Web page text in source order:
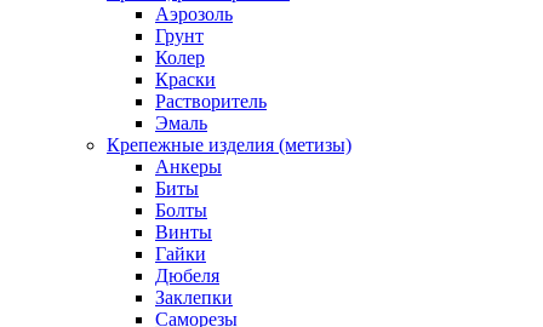
Аэрозоль
Грунт
Колер
Краски
Растворитель
Эмаль
Крепежные изделия (метизы)
Анкеры
Биты
Болты
Винты
Гайки
Дюбеля
Заклепки
Саморезы